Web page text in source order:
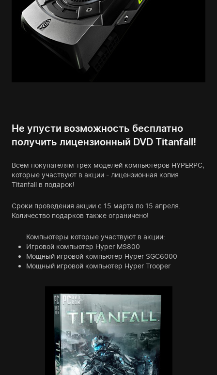
Не упусти возможность бесплатно
получить лицензионный DVD Titanfall!
Всем покупателям трёх моделей компьютеров HYPERPC,
которые участвуют в акции - лицензионная копия
Titanfall в подарок!
Сроки проведения акции с 15 марта по 15 апреля.
Количество подарков также ограничено!
Компьютеры которые участвуют в акции:
Игровой компьютер Hyper MS800
Мощный игровой компьютер Hyper SGC6000
Мощный игровой компьютер Hyper Trooper